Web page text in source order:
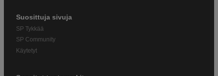
Suosittuja sivuja
SP Tykkää
SP Community
Käytetyt